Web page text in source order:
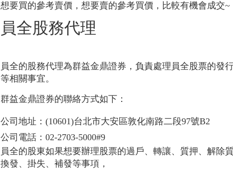
想要買的參考賣價，想要賣的參考買價，比較有機會成交~
員全股務代理
員全的股務代理為群益金鼎證券，負責處理員全股票的發
等相關事宜。
群益金鼎證券的聯絡方式如下：
公司地址：(10601)台北市大安區敦化南路二段97號B2
公司電話：02-2703-5000#9
員全的股東如果想要辦理股票的過戶、轉讓、質押、解除
換發、掛失、補發等事項，